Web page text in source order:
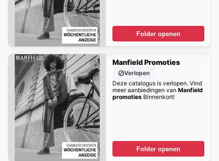
Folder openen
Manfield Promoties
Verlopen
Deze catalogus is verlopen. Vind
meer aanbiedingen van Manfield
promotiesBinnenkort!
Folder openen